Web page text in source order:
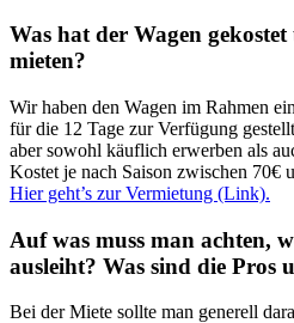
Was hat der Wagen
mieten?
Wir haben den Wagen im Rahmen
für die 12 Tage zur Verfügung
aber sowohl käuflich erwerben als
Kostet je nach Saison zwischen 70€
Hier geht’s zur Vermietung (Link).
Auf was muss man achten,
ausleiht? Was sind die Pros
Bei der Miete sollte man generell